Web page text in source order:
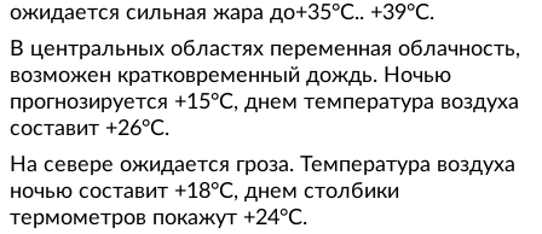
ожидается сильная жара до+35°С.. +39°С.
В центральных областях переменная облачность,
возможен кратковременный дождь. Ночью
прогнозируется +15°С, днем температура воздуха
составит +26°С.
На севере ожидается гроза. Температура воздуха
ночью составит +18°С, днем столбики
термометров покажут +24°С.